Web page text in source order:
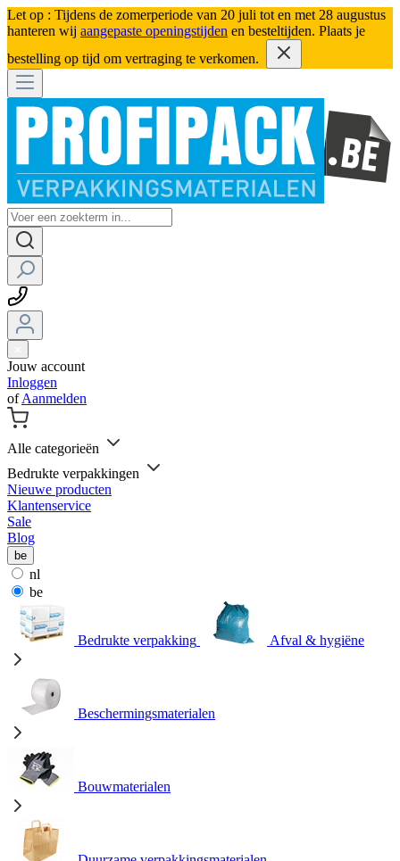
Let op : Tijdens de zomerperiode van 20 juli tot en met 28 augustus
hanteren wij aangepaste openingstijden en besteltijden. Plaats je
bestelling op tijd om vertraging te verkomen.
Jouw account
Inloggen
ofAanmelden
Alle categorieën
Bedrukte verpakkingen
Nieuwe producten
Klantenservice
Sale
Blog
be
nl
be
Bedrukte verpakking Afval & hygiëne
Beschermingsmaterialen
Bouwmaterialen